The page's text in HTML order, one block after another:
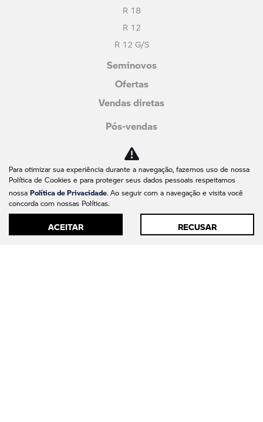
R 18
R 12
R 12 G/S
Seminovos
Ofertas
Vendas diretas
Pós-vendas
Assistência 24H
Peças
Garantia
Tour virtual
Para otimizar sua experiência durante a navegação, fazemos uso de nossa
Política de Cookies e para proteger seus dados pessoais respeitamos
nossa Política de Privacidade. Ao seguir com a navegação e visita você
concorda com nossas Políticas.
ACEITAR RECUSAR